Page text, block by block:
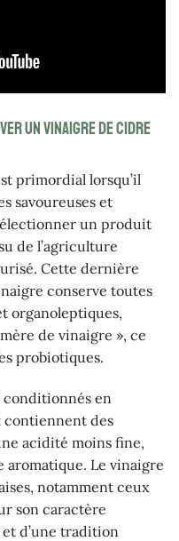
un vinaigre de cidre
primordial lorsqu’il
savoureuses et
un produit
de l’agriculture
Cette dernière
conserve toutes
organoleptiques,
de vinaigre », ce
probiotiques.
conditionnés en
contiennent des
acidité moins fine,
aromatique. Le vinaigre
notamment ceux
son caractère
d’une tradition